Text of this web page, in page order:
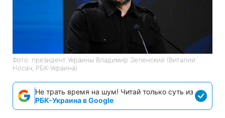
Фото: президент Украины Владимир Зеленский (Виталий
Носач, РБК-Украина)
Не трать время на шум! Читай только суть из
РБК-Украина в Google